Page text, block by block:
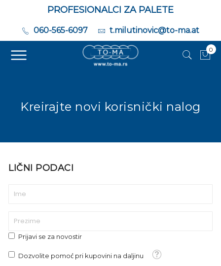
PROFESIONALCI ZA PALETE
060-565-6097 t.milutinovic@to-ma.at
0
Kreirajte novi korisnički nalog
LIČNI PODACI
Prijavi se za novostir
Dozvolite pomoć pri kupovini na daljinu Tooltip